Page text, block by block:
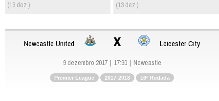
(13 dez.)
(13 dez.)
Newcastle United x Leicester City
9 dezembro 2017 17:30 Newcastle
Premier League 2017-2018 16ª Rodada